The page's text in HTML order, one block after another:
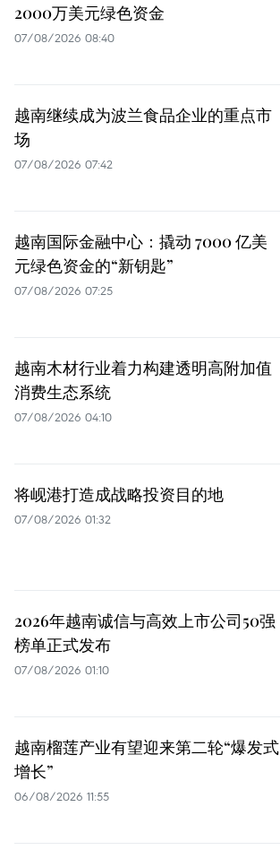
2000万美元绿色资金
07/08/2026 08:40
越南继续成为波兰食品企业的重点市
场
07/08/2026 07:42
越南国际金融中心：撬动 7000 亿美
元绿色资金的“新钥匙”
07/08/2026 07:25
越南木材行业着力构建透明高附加值
消费生态系统
07/08/2026 04:10
将岘港打造成战略投资目的地
07/08/2026 01:32
2026年越南诚信与高效上市公司50强
榜单正式发布
07/08/2026 01:10
越南榴莲产业有望迎来第二轮“爆发式
增长”
06/08/2026 11:55